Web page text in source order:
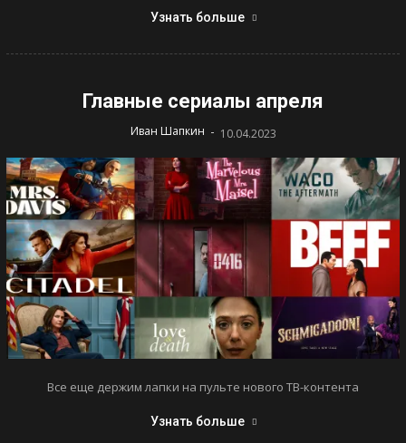
Узнать больше
Главные сериалы апреля
Иван Шапкин - 10.04.2023
Все еще держим лапки на пульте нового ТВ-контента
Узнать больше